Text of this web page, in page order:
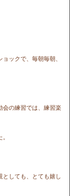
ックで、毎朝毎朝、
会の練習では、練習楽
としても、とても嬉し